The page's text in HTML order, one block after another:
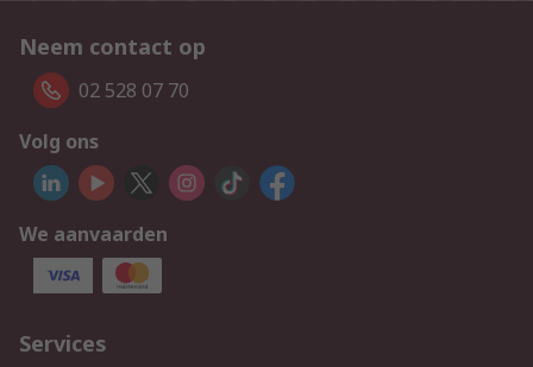
Neem contact op
02 528 07 70
Volg ons
We aanvaarden
Services